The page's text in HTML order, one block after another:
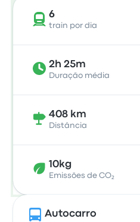
6
train por dia
2h 25m
Duração média
408 km
Distância
10kg
Emissões de CO₂
Autocarro